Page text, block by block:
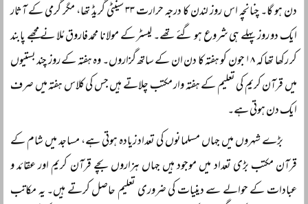
دن ہو گا۔ چنانچہ اس روز لندن کا درجہ حرارت ۳۳ سینٹی گریڈ تھا، مگر گرمی کے آثار
ایک دو روز پہلے ہی شروع ہو گئے تھے۔ لیسٹر کے مولانا محمد فاروق مُلا نے مجھے پابند
کر رکھا تھا کہ ۱۸ جون کو ہفتہ کا دن ان کے ساتھ گزاروں۔ وہ ہفتہ کے روز چند بستیوں
میں قرآن کریم کی تعلیم کے ہفتہ وار مکتب چلاتے ہیں جس کی کلاس ہفتہ میں صرف
ایک دن ہوتی ہے۔
بڑے شہروں میں جہاں مسلمانوں کی تعداد زیادہ ہوتی ہے، مساجد میں شام کے
قرآن مکتب بڑی تعداد میں موجود ہیں جہاں ہزاروں بچے قرآن کریم اور عقائد و
عبادات کے حوالے سے دینیات کی ضروری تعلیم حاصل کرتے ہیں۔ یہ مکاتب